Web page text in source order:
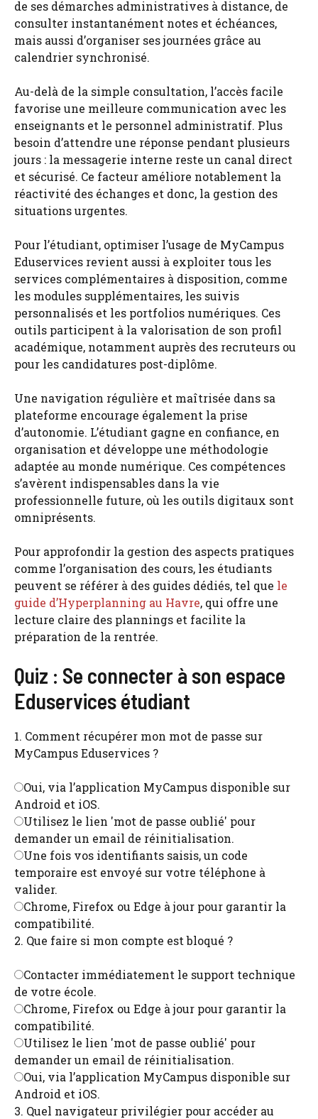
de ses démarches administratives à distance, de
consulter instantanément notes et échéances,
mais aussi d’organiser ses journées grâce au
calendrier synchronisé.
Au-delà de la simple consultation, l’accès facile
favorise une meilleure communication avec les
enseignants et le personnel administratif. Plus
besoin d’attendre une réponse pendant plusieurs
jours : la messagerie interne reste un canal direct
et sécurisé. Ce facteur améliore notablement la
réactivité des échanges et donc, la gestion des
situations urgentes.
Pour l’étudiant, optimiser l’usage de MyCampus
Eduservices revient aussi à exploiter tous les
services complémentaires à disposition, comme
les modules supplémentaires, les suivis
personnalisés et les portfolios numériques. Ces
outils participent à la valorisation de son profil
académique, notamment auprès des recruteurs ou
pour les candidatures post-diplôme.
Une navigation régulière et maîtrisée dans sa
plateforme encourage également la prise
d’autonomie. L’étudiant gagne en confiance, en
organisation et développe une méthodologie
adaptée au monde numérique. Ces compétences
s’avèrent indispensables dans la vie
professionnelle future, où les outils digitaux sont
omniprésents.
Pour approfondir la gestion des aspects pratiques
comme l’organisation des cours, les étudiants
peuvent se référer à des guides dédiés, tel que le
guide d’Hyperplanning au Havre, qui offre une
lecture claire des plannings et facilite la
préparation de la rentrée.
Quiz : Se connecter à son espace
Eduservices étudiant
1. Comment récupérer mon mot de passe sur
MyCampus Eduservices ?
Oui, via l’application MyCampus disponible sur
Android et iOS.
Utilisez le lien 'mot de passe oublié' pour
demander un email de réinitialisation.
Une fois vos identifiants saisis, un code
temporaire est envoyé sur votre téléphone à
valider.
Chrome, Firefox ou Edge à jour pour garantir la
compatibilité.
2. Que faire si mon compte est bloqué ?
Contacter immédiatement le support technique
de votre école.
Chrome, Firefox ou Edge à jour pour garantir la
compatibilité.
Utilisez le lien 'mot de passe oublié' pour
demander un email de réinitialisation.
Oui, via l’application MyCampus disponible sur
Android et iOS.
3. Quel navigateur privilégier pour accéder au